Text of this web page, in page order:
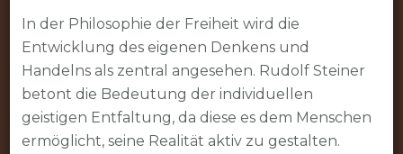
In der Philosophie der Freiheit wird die
Entwicklung des eigenen Denkens und
Handelns als zentral angesehen. Rudolf Steiner
betont die Bedeutung der individuellen
geistigen Entfaltung, da diese es dem Menschen
ermöglicht, seine Realität aktiv zu gestalten.